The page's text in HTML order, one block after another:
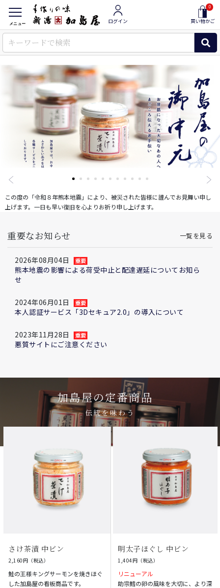
メニュー ログイン
0
買い物かご
この度の「令和８年熊本地震」により、被災された皆様に謹んでお見舞い申し
上げます。一日も早い復旧を心よりお祈り申し上げます。
重要なお知らせ 一覧を見る
2026年08月04日
熊本地震の影響による荷受中止と配達遅延についてお知ら
せ
2024年06月01日
本人認証サービス「3Dセキュア2.0」の導入について
2023年11月28日
悪質サイトにご注意ください
加島屋の定番商品
伝統を味わう
さけ茶漬 中ビン
2,160円（税込）
鮭の王様キングサーモンを焼きほぐ
した加島屋の看板商品です。
明太子ほぐし 中ビン
1,404円（税込）
リニューアル
助宗鱈の卵の風味を大切に、より深